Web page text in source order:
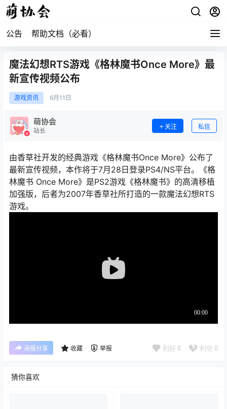
公告 帮助文档（必看）
魔法幻想RTS游戏《格林魔书Once More》最
新宣传视频公布
游戏资讯 6月 11日
萌协会
站长
关注 私信
由香草社开发的经典游戏《格林魔书Once More》公布了
最新宣传视频，本作将于7月28日登录PS4/NS平台。《格
林魔书 Once More》是PS2游戏《格林魔书》的高清移植
加强版，后者为2007年香草社所打造的一款魔法幻想RTS
游戏。
海报分享 收藏 举报 利好 0 利空 0
猜你喜欢